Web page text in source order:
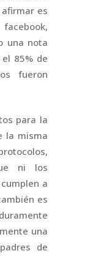
es
una nota
85% de
fueron
para la
la misma
ni los
a
es
una
de